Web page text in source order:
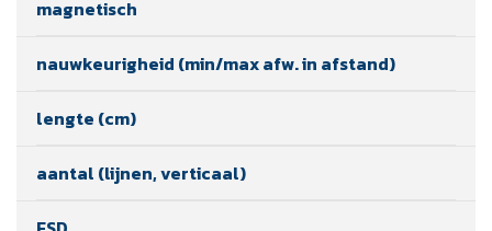
magnetisch
nauwkeurigheid (min/max afw. in afstand)
lengte (cm)
aantal (lijnen, verticaal)